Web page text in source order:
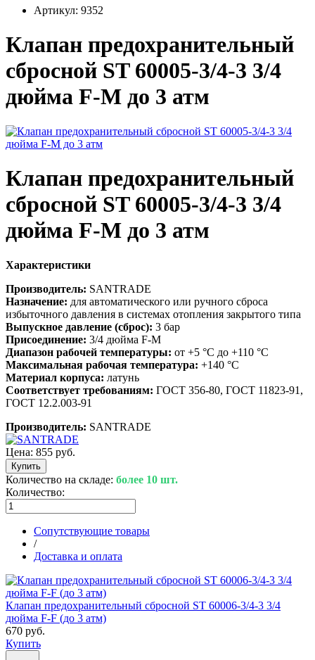
Артикул: 9352
Клапан предохранительный
сбросной ST 60005-3/4-3 3/4
дюйма F-M до 3 атм
Клапан предохранительный
сбросной ST 60005-3/4-3 3/4
дюйма F-M до 3 атм
Характеристики
Производитель: SANTRADE
Назначение: для автоматического или ручного сброса
избыточного давления в системах отопления закрытого типа
Выпускное давление (сброс): 3 бар
Присоединение: 3/4 дюйма F-M
Диапазон рабочей температуры: от +5 °С до +110 °С
Максимальная рабочая температура: +140 °C
Материал корпуса: латунь
Соответствует требованиям: ГОСТ 356-80, ГОСТ 11823-91,
ГОСТ 12.2.003-91
Производитель: SANTRADE
Цена: 855 руб.
Количество на складе: более 10 шт.
Количество:
Сопутствующие товары
/
Доставка и оплата
Клапан предохранительный сбросной ST 60006-3/4-3 3/4
дюйма F-F (до 3 атм)
670 руб.
Купить